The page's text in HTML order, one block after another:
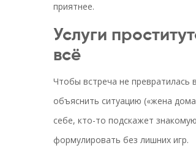
приятнее.
Услуги
всё
Чтобы встреча не превратилась
объяснить ситуацию («жена
себе, кто-то подскажет
формулировать без лишних игр.